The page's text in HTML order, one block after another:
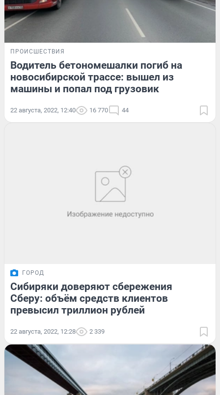
ПРОИСШЕСТВИЯ
Водитель бетономешалки погиб на
новосибирской трассе: вышел из
машины и попал под грузовик
22 августа, 2022, 12:40 16 770 44
ГОРОД
Сибиряки доверяют сбережения
Сберу: объём средств клиентов
превысил триллион рублей
22 августа, 2022, 12:28 2 339